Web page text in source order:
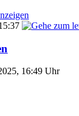
16:49 Uhr